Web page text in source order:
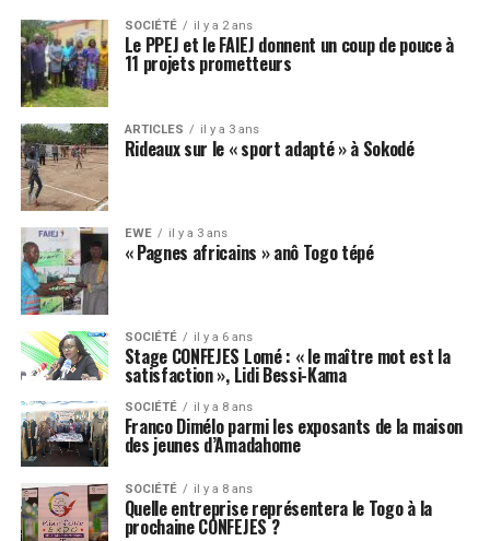
SOCIÉTÉ il y a 2 ans
Le PPEJ et le FAIEJ donnent un coup de pouce à
11 projets prometteurs
ARTICLES il y a 3 ans
Rideaux sur le « sport adapté » à Sokodé
EWE il y a 3 ans
« Pagnes africains » anô Togo tépé
SOCIÉTÉ il y a 6 ans
Stage CONFEJES Lomé : « le maître mot est la
satisfaction », Lidi Bessi-Kama
SOCIÉTÉ il y a 8 ans
Franco Dimélo parmi les exposants de la maison
des jeunes d’Amadahome
SOCIÉTÉ il y a 8 ans
Quelle entreprise représentera le Togo à la
prochaine CONFEJES ?